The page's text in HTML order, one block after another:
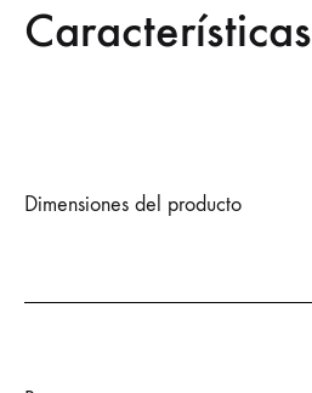
Características
Dimensiones del producto